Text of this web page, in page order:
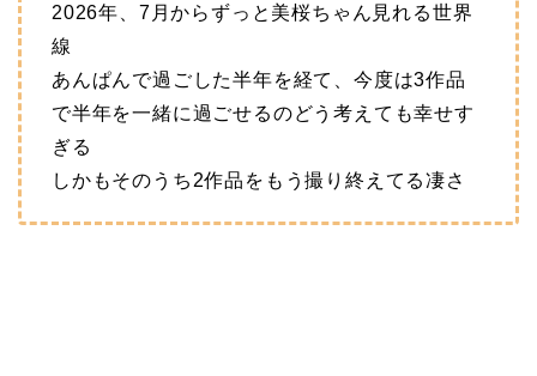
2026年、7月からずっと美桜ちゃん見れる世界
線
あんぱんで過ごした半年を経て、今度は3作品
で半年を一緒に過ごせるのどう考えても幸せす
ぎる
しかもそのうち2作品をもう撮り終えてる凄さ